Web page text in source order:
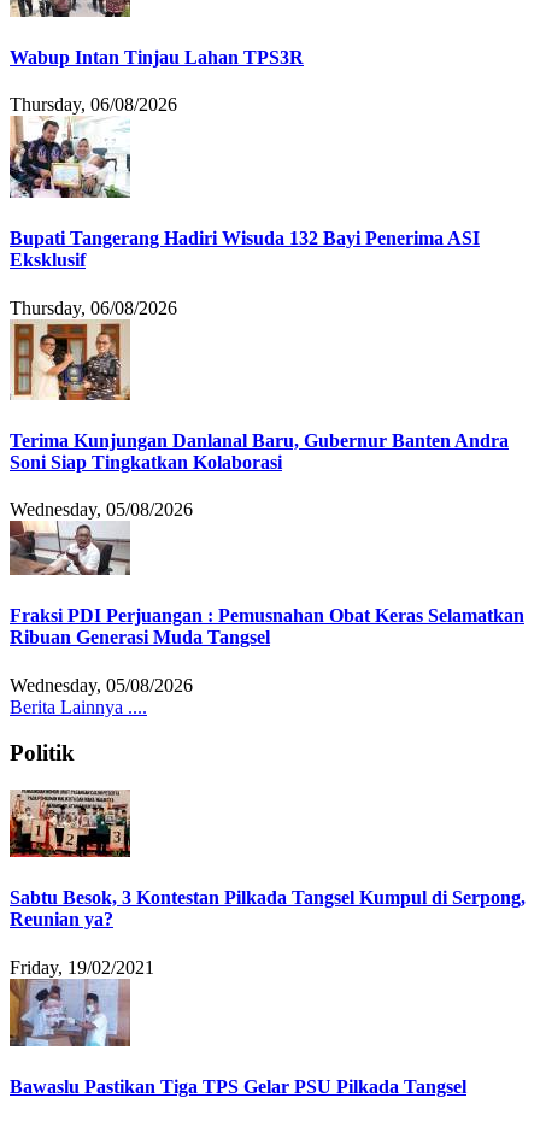
Wabup Intan Tinjau Lahan TPS3R
Thursday, 06/08/2026
Bupati Tangerang Hadiri Wisuda 132 Bayi Penerima ASI
Eksklusif
Thursday, 06/08/2026
Terima Kunjungan Danlanal Baru, Gubernur Banten Andra
Soni Siap Tingkatkan Kolaborasi
Wednesday, 05/08/2026
Fraksi PDI Perjuangan : Pemusnahan Obat Keras Selamatkan
Ribuan Generasi Muda Tangsel
Wednesday, 05/08/2026
Berita Lainnya ....
Politik
Sabtu Besok, 3 Kontestan Pilkada Tangsel Kumpul di Serpong,
Reunian ya?
Friday, 19/02/2021
Bawaslu Pastikan Tiga TPS Gelar PSU Pilkada Tangsel